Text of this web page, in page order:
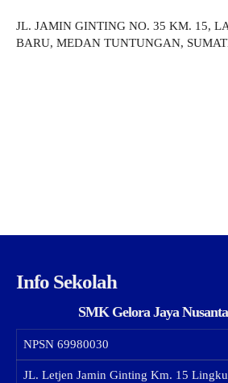
JL. JAMIN GINTING NO. 35 KM. 15,
BARU, MEDAN TUNTUNGAN,
Info Sekolah
SMK Gelora Jaya
NPSN 69980030
JL. Letjen Jamin Ginting Km. 15